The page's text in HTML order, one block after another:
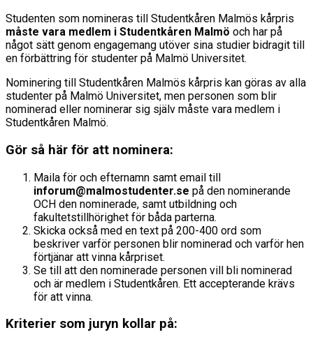
Studenten som nomineras till Studentkåren Malmös kårpris
måste vara medlem i Studentkåren Malmö och har på
något sätt genom engagemang utöver sina studier bidragit till
en förbättring för studenter på Malmö Universitet.
Nominering till Studentkåren Malmös kårpris kan göras av alla
studenter på Malmö Universitet, men personen som blir
nominerad eller nominerar sig själv måste vara medlem i
Studentkåren Malmö.
Gör så här för att nominera:
Maila för och efternamn samt email till
inforum@malmostudenter.se på den nominerande
OCH den nominerade, samt utbildning och
fakultetstillhörighet för båda parterna.
Skicka också med en text på 200-400 ord som
beskriver varför personen blir nominerad och varför hen
förtjänar att vinna kårpriset.
Se till att den nominerade personen vill bli nominerad
och är medlem i Studentkåren. Ett accepterande krävs
för att vinna.
Kriterier som juryn kollar på: